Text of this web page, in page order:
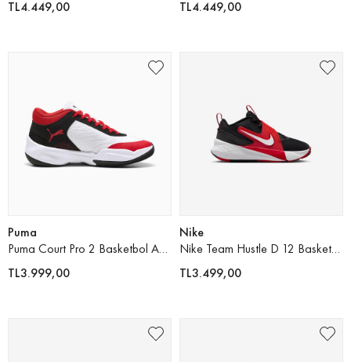
TL4.449,00
TL4.449,00
Puma
Puma Court Pro 2 Basketbol Ayakkabısı
TL3.999,00
Nike
Nike Team Hustle D 12 Basketbol Ayakkabısı
TL3.499,00